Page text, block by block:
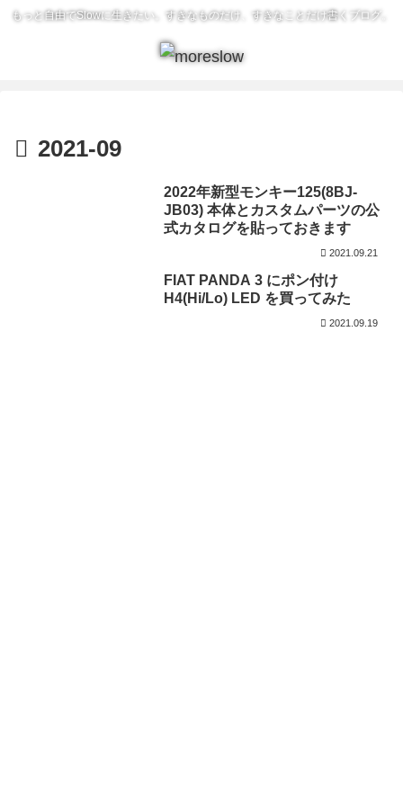
もっと自由でSlowに生きたい。すきなものだけ、すきなことだけ書くブログ。
2021-09
2022年新型モンキー125(8BJ-
JB03) 本体とカスタムパーツの公
式カタログを貼っておきます
2021.09.21
FIAT PANDA 3 にポン付け
H4(Hi/Lo) LED を買ってみた
2021.09.19